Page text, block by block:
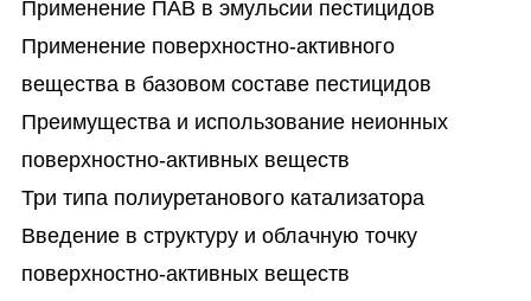
Применение ПАВ в эмульсии пестицидов
Применение поверхностно-активного
вещества в базовом составе пестицидов
Преимущества и использование неионных
поверхностно-активных веществ
Три типа полиуретанового катализатора
Введение в структуру и облачную точку
поверхностно-активных веществ